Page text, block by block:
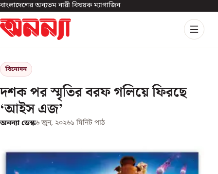
বাংলাদেশের অন্যতম নারী বিষয়ক ম্যাগাজিন
বিনোদন
দশক পর স্মৃতির বরফ গলিয়ে ফিরছে
‘আইস এজ’
অনন্যা ডেস্ক৬ জুন, ২০২৬১ মিনিট পাঠ